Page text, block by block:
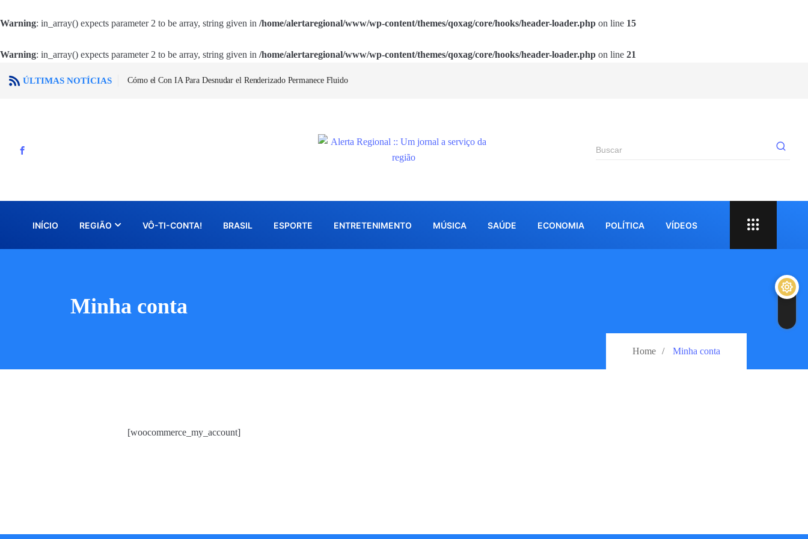
Warning: in_array() expects parameter 2 to be array, string given in /home/alertaregional/www/wp-content/themes/qoxag/core/hooks/header-loader.php on line 15
Warning: in_array() expects parameter 2 to be array, string given in /home/alertaregional/www/wp-content/themes/qoxag/core/hooks/header-loader.php on line 21
ÚLTIMAS NOTÍCIAS Cómo el Con IA Para Desnudar el Renderizado Permanece Fluido
INÍCIO REGIÃO VÔ-TI-CONTA! BRASIL ESPORTE ENTRETENIMENTO MÚSICA SAÚDE ECONOMIA POLÍTICA VÍDEOS
Minha conta
Home Minha conta
[woocommerce_my_account]